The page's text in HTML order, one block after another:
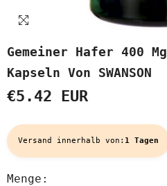
Gemeiner Hafer 400
Kapseln Von SWANSON
€5.42 EUR
Versand innerhalb von: 1 Tagen
Menge: